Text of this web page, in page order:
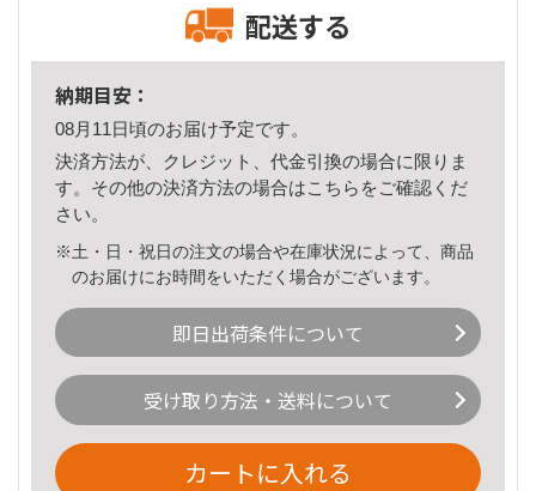
配送する
納期目安：
08月11日頃のお届け予定です。
決済方法が、クレジット、代金引換の場合に限りま
す。その他の決済方法の場合はこちら をご確認くだ
さい。
※土・日・祝日の注文の場合や在庫状況によって、商品
のお届けにお時間をいただく場合がございます。
即日出荷条件について
受け取り方法・送料について
カートに入れる